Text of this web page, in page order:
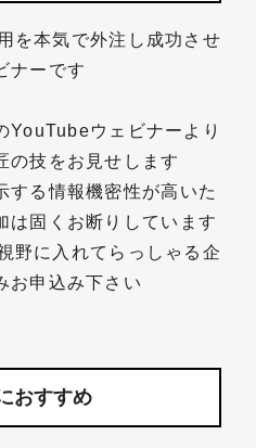
を本気で外注し成功させ
ナーです
YouTubeウェビナーより
の技をお見せします
する情報機密性が高いた
は固くお断りしています
野に入れてらっしゃる企
お申込み下さい
おすすめ